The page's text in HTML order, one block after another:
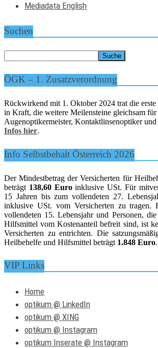
Mediadata English
Suchen
ÖGK – 1. Zusatzverordnung
Rückwirkend mit 1. Oktober 2024 trat die
in Kraft, die weitere Meilensteine gleichsam für
Augenoptikermeister, Kontaktlinsenoptiker
Infos hier.
Info Selbstbehalt Österreich 2026
Der Mindestbetrag der Versicherten für
beträgt 138,60 Euroinklusive USt. Für
15 Jahren bis zum vollendeten 27.
inklusive USt. vom Versicherten zu tragen.
vollendeten 15. Lebensjahr und Personen,
Hilfsmittel vom Kostenanteil befreit sind, ist
Versicherten zu entrichten. Die
Heilbehelfe und Hilfsmittel beträgt 1.848 Euro.
VIP Links
Home
optikum @ LinkedIn
optikum @ XING
optikum @ Instagram
optikum Inserate @ Instagram